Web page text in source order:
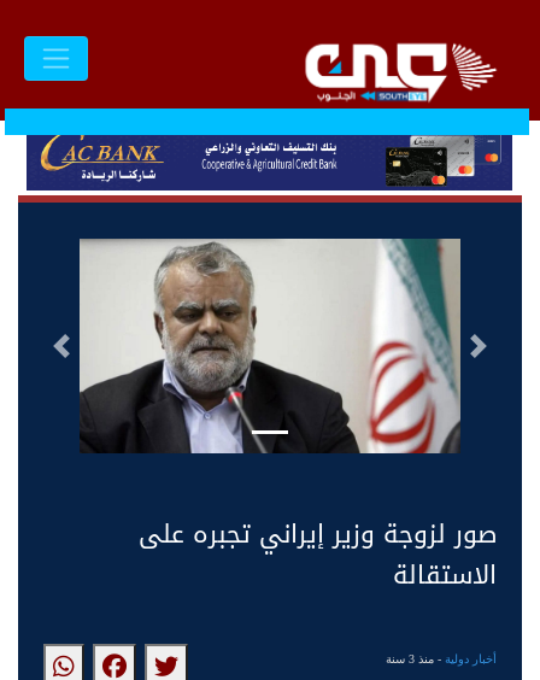
التالى السابق
صور لزوجة وزير إيراني تجبره على
الاستقالة
أخبار دولية- منذ 3 سنة